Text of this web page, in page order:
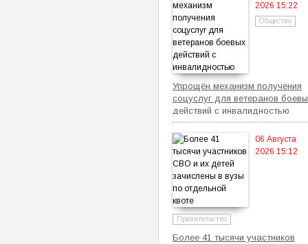
2026 15:22
Общество
Упрощён механизм получения
соцуслуг для ветеранов
действий с инвалидностью
06 Августа
2026 15:12
Правительство
Более 41 тысячи участников